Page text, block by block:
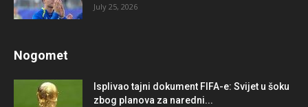
July 25, 2026
Nogomet
Isplivao tajni dokument FIFA-e: Svijet u šoku
zbog planova za naredni...